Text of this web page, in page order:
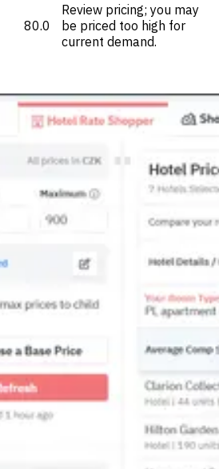
80.0
Review pricing; you may
be priced too high for
current demand.